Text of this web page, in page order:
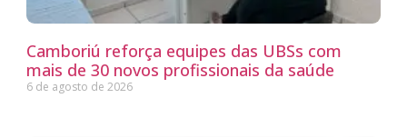
Camboriú reforça equipes das UBSs com
mais de 30 novos profissionais da saúde
6 de agosto de 2026